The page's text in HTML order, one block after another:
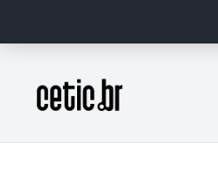
Página inicial